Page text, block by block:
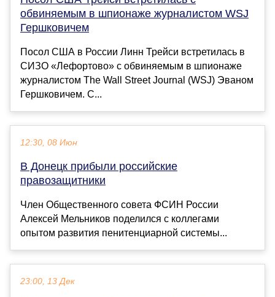
обвиняемым в шпионаже журналистом WSJ
Гершковичем
Посол США в России Линн Трейси встретилась в
СИЗО «Лефортово» с обвиняемым в шпионаже
журналистом The Wall Street Journal (WSJ) Эваном
Гершковичем. С...
12:30, 08 Июн
В Донецк прибыли российские
правозащитники
Член Общественного совета ФСИН России
Алексей Мельников поделился с коллегами
опытом развития пенитенциарной системы...
23:00, 13 Дек